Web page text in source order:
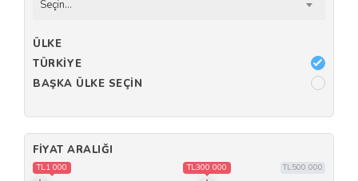
Seçin...
ÜLKE
TÜRKIYE
BAŞKA ÜLKE SEÇIN
FIYAT ARALIĞI
TL500 000
TL1 000 TL300 000